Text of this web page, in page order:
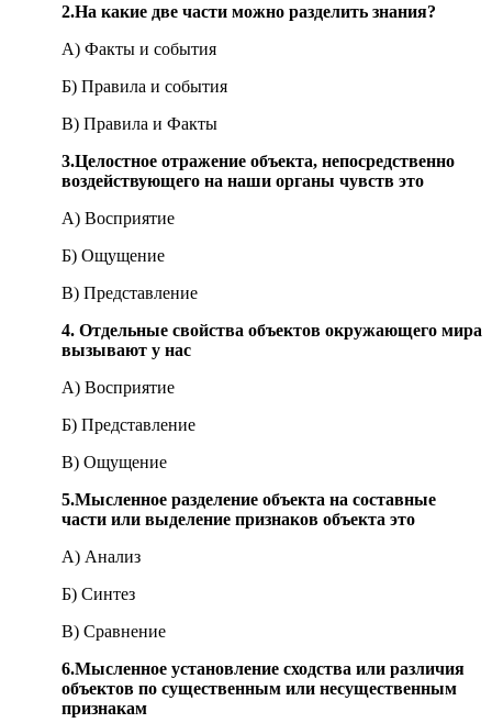
2.На какие две части можно разделить знания?
А) Факты и события
Б) Правила и события
В) Правила и Факты
3.Целостное отражение объекта, непосредственно
воздействующего на наши органы чувств это
А) Восприятие
Б) Ощущение
В) Представление
4. Отдельные свойства объектов окружающего мира
вызывают у нас
А) Восприятие
Б) Представление
В) Ощущение
5.Мысленное разделение объекта на составные
части или выделение признаков объекта это
А) Анализ
Б) Синтез
В) Сравнение
6.Мысленное установление сходства или различия
объектов по существенным или несущественным
признакам